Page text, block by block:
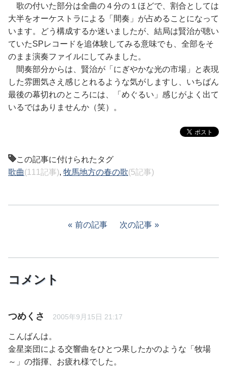
歌の付いた部分は全曲の４分の１ほどで、割合としては
大半をオーケストラによる「間奏」が占めることになって
います。どう構成するか迷いましたが、結局は賢治が聴い
ていたSPレコードを追体験してみる意味でも、全部をそ
のまま演奏ファイルにしてみました。
間奏部分からは、賢治が「にぎやかな光の市場」と表現
した雰囲気さえ感じとれるような気がしますし、いちばん
最後の幕切れのところには、「めぐるい」感じがよく出て
いるではありませんか（笑）。
この記事に付けられたタグ
歌曲(111記事), 牧馬地方の春の歌(5記事)
前の記事 次の記事
コメント
つめくさ 2005年9月15日 21:17
こんばんは。
金星楽団による交響曲をひとつ果したかのような「牧場
～」の指揮、お疲れ様でした。